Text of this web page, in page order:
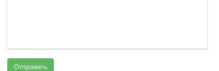
Отправить